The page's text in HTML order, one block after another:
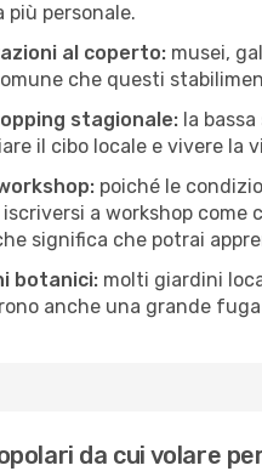
più personale.
al coperto: musei,
che questi
stagionale: la
il cibo locale e vivere la
poiché le
a workshop
significa che potrai
botanici: molti giardini
anche una grande
da cui volare